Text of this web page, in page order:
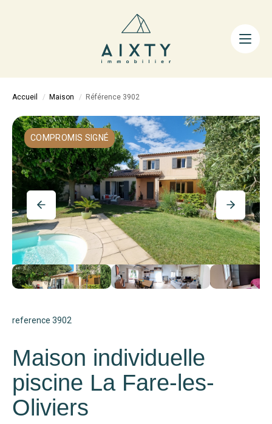
ACHETER
LA MÉTHODE
AIXTY & VOUS
Nos Agences
Nos Équipes
Nos Tarifs
Nos Biens Vendus
Notre City Guide
Accueil Maison Référence 3902
COMPROMIS SIGNÉ
reference 3902
Maison individuelle
piscine La Fare-les-
Oliviers